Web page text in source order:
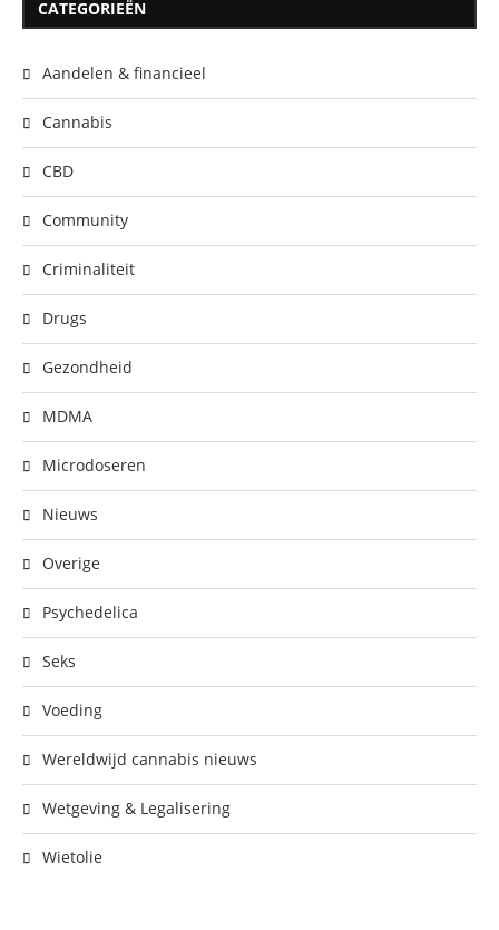
CATEGORIEËN
Aandelen & financieel
Cannabis
CBD
Community
Criminaliteit
Drugs
Gezondheid
MDMA
Microdoseren
Nieuws
Overige
Psychedelica
Seks
Voeding
Wereldwijd cannabis nieuws
Wetgeving & Legalisering
Wietolie